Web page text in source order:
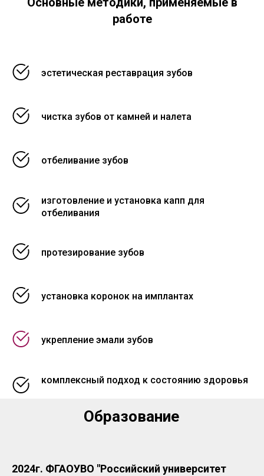
работе
эстетическая реставрация зубов
чистка зубов от камней и налета
отбеливание зубов
изготовление и установка капп для
отбеливания
протезирование зубов
установка коронок на имплантах
укрепление эмали зубов
комплексный подход к состоянию здоровья
Образование
2024г. ФГАОУВО "Российский университет